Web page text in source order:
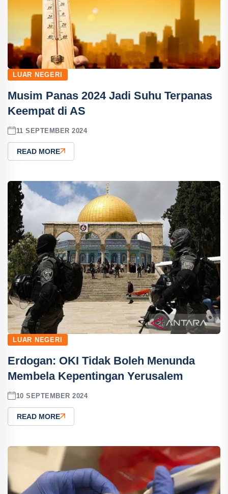
LUAR NEGERI
Musim Panas 2024 Jadi Suhu Terpanas
Keempat di AS
11 SEPTEMBER 2024
READ MORE
LUAR NEGERI
Erdogan: OKI Tidak Boleh Menunda
Membela Kepentingan Yerusalem
10 SEPTEMBER 2024
READ MORE